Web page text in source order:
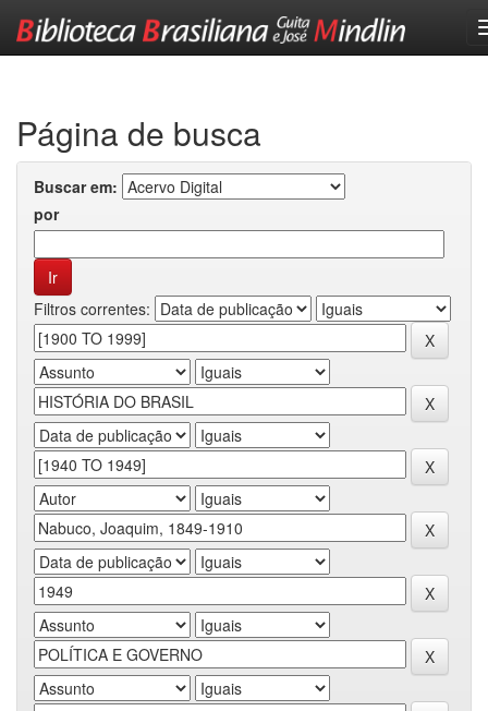
Página de busca
Buscar em:
por
Filtros correntes: